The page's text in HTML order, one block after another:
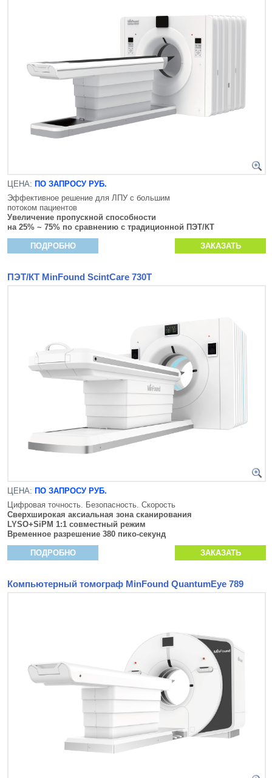
ЦЕНА: ПО ЗАПРОСУ РУБ.
Эффективное решение для ЛПУ с большим
потоком пациентов
Увеличение пропускной способности
на 25% ~ 75% по сравнению с традиционной ПЭТ/КТ
ПОДРОБНО ЗАКАЗАТЬ
ПЭТ/КТ MinFound ScintCare 730Т
ЦЕНА: ПО ЗАПРОСУ РУБ.
Цифровая точность. Безопасность. Скорость
Сверхширокая аксиальная зона сканирования
LYSO+SiPM 1:1 совместный режим
Временное разрешение 380 пико-секунд
ПОДРОБНО ЗАКАЗАТЬ
Компьютерный томограф MinFound QuantumEye 789